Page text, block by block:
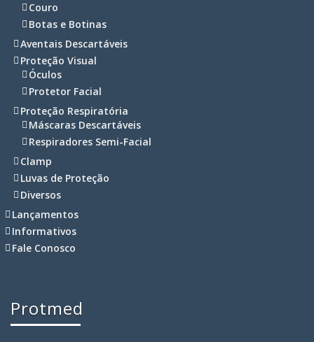
Couro
Botas e Botinas
Aventais Descartáveis
Proteção Visual
Óculos
Protetor Facial
Proteção Respiratória
Máscaras Descartáveis
Respiradores Semi-Facial
Clamp
Luvas de Proteção
Diversos
Lançamentos
Informativos
Fale Conosco
Protmed